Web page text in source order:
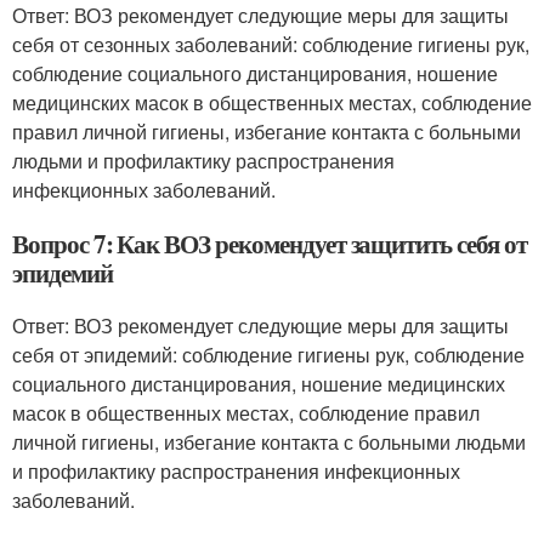
Ответ: ВОЗ рекомендует следующие меры для защиты
себя от сезонных заболеваний: соблюдение гигиены рук,
соблюдение социального дистанцирования, ношение
медицинских масок в общественных местах, соблюдение
правил личной гигиены, избегание контакта с больными
людьми и профилактику распространения
инфекционных заболеваний.
Вопрос 7: Как ВОЗ рекомендует защитить себя от
эпидемий
Ответ: ВОЗ рекомендует следующие меры для защиты
себя от эпидемий: соблюдение гигиены рук, соблюдение
социального дистанцирования, ношение медицинских
масок в общественных местах, соблюдение правил
личной гигиены, избегание контакта с больными людьми
и профилактику распространения инфекционных
заболеваний.